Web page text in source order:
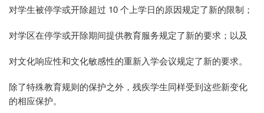
对学生被停学或开除超过 10 个上学日的原因规定了新的限制；
对学区在停学或开除期间提供教育服务规定了新的要求；以及
对文化响应性和文化敏感性的重新入学会议规定了新的要求。
除了特殊教育规则的保护之外，残疾学生同样受到这些新变化
的相应保护。